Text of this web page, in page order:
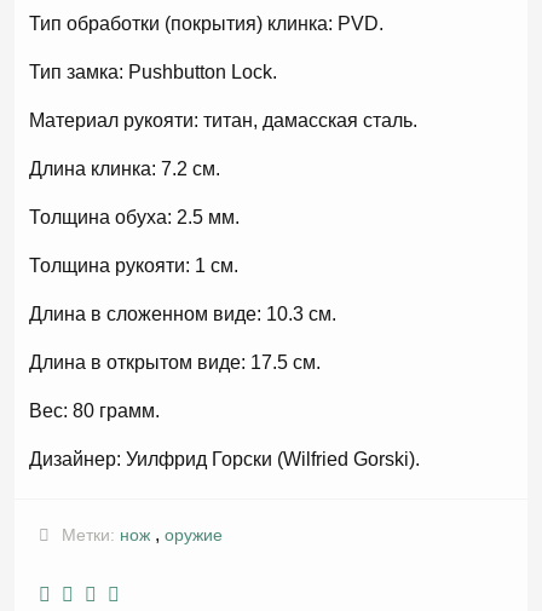
Тип обработки (покрытия) клинка: PVD.
Тип замка: Pushbutton Lock.
Материал рукояти: титан, дамасская сталь.
Длина клинка: 7.2 см.
Толщина обуха: 2.5 мм.
Толщина рукояти: 1 см.
Длина в сложенном виде: 10.3 см.
Длина в открытом виде: 17.5 см.
Вес: 80 грамм.
Дизайнер: Уилфрид Горски (Wilfried Gorski).
Метки: нож , оружие